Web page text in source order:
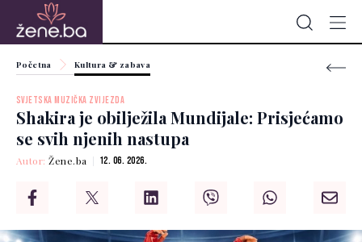
Početna Kultura & zabava
SVJETSKA MUZIČKA ZVIJEZDA
Shakira je obilježila Mundijale: Prisjećamo
se svih njenih nastupa
Autor:Žene.ba 12. 06. 2026.